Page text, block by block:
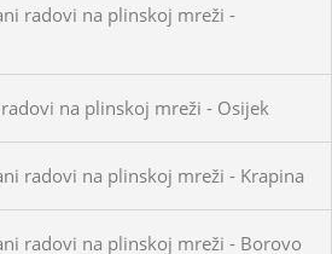
radovi na plinskoj mreži -
na plinskoj mreži - Osijek
radovi na plinskoj mreži - Krapina
radovi na plinskoj mreži - Borovo